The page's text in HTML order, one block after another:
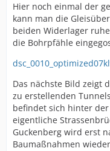
Hier noch einmal der
kann man die
beiden Widerlager
die Bohrpfähle
Das nächste Bild zeigt
zu erstellenden
befindet sich hinter
eigentliche
Guckenberg wird erst
Baumaßnahmen